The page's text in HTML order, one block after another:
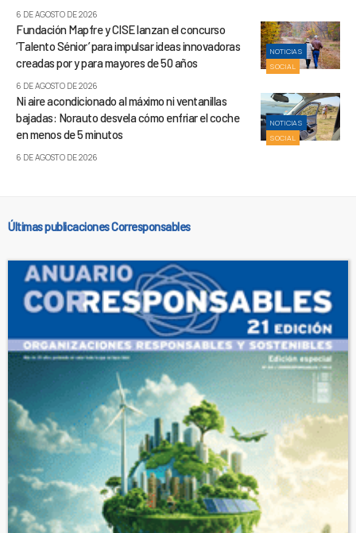
6 DE AGOSTO DE 2026
NOTICIAS
SOCIAL
Fundación Mapfre y CISE lanzan el concurso
‘Talento Sénior’ para impulsar ideas innovadoras
creadas por y para mayores de 50 años
6 DE AGOSTO DE 2026
NOTICIAS
SOCIAL
Ni aire acondicionado al máximo ni ventanillas
bajadas: Norauto desvela cómo enfriar el coche
en menos de 5 minutos
6 DE AGOSTO DE 2026
Últimas publicaciones Corresponsables